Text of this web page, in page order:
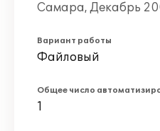
Самара, Декабрь
Вариант работы
Файловый
Общее число
1